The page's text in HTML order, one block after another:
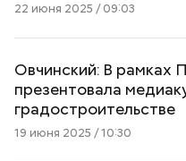
22 июня 2025 / 09:03
Овчинский: В
презентовала
градостроительстве
19 июня 2025 / 10:30